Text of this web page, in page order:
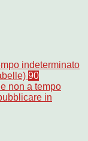
indeterminato
90
non a tempo
in